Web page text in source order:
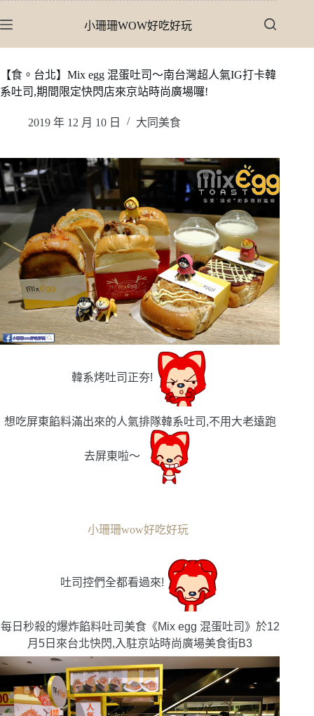
至
內
容
小珊珊WOW好吃好玩
【食。台北】Mix egg 混蛋吐司〜南台灣超人氣IG打卡韓
系吐司,期間限定快閃店來京站時尚廣場囉!
2019 年 12 月 10 日 大同美食
韓系烤吐司正夯!
想吃屏東餡料滿出來的人氣排隊韓系吐司,不用大老遠跑
去屏東啦〜
小珊珊wow好吃好玩
吐司控們全都看過來!
每日秒殺的爆炸餡料吐司美食《Mix egg 混蛋吐司》於12
月5日來台北快閃,入駐京站時尚廣場美食街B3